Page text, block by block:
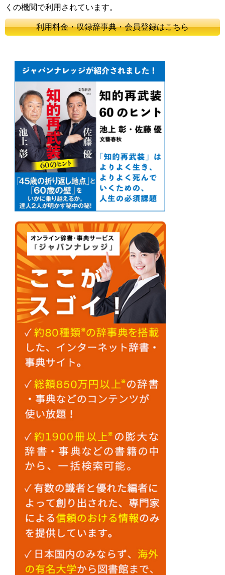
くの機関で利用されています。
利用料金・収録辞事典・会員登録はこちら